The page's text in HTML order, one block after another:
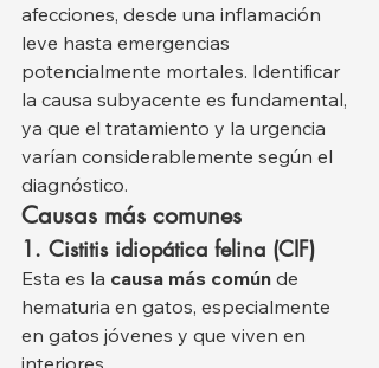
afecciones, desde una inflamación
leve hasta emergencias
potencialmente mortales. Identificar
la causa subyacente es fundamental,
ya que el tratamiento y la urgencia
varían considerablemente según el
diagnóstico.
Causas más comunes
1. Cistitis idiopática felina (CIF)
Esta es la causa más común de
hematuria en gatos, especialmente
en gatos jóvenes y que viven en